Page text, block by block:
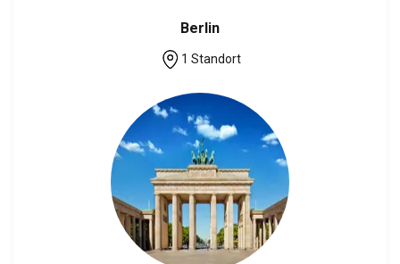
Berlin
1 Standort